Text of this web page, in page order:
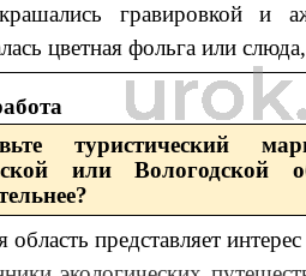
гравировкой и
цветная фольга или
туристический
или Вологодской
представляет